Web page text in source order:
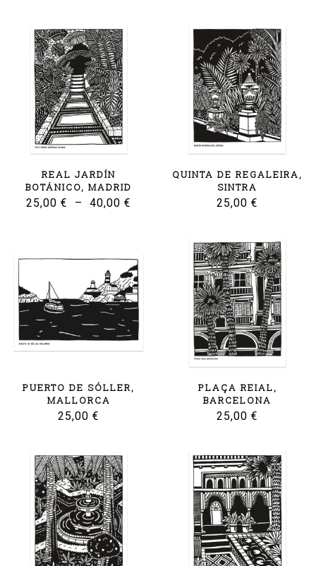
REAL JARDÍN
BOTÁNICO, MADRID
25,00 € – 40,00 €
25,00 €
à
40,00 €
QUINTA DE REGALEIRA,
SINTRA
25,00 €
PUERTO DE SÓLLER,
MALLORCA
25,00 €
PLAÇA REIAL,
BARCELONA
25,00 €